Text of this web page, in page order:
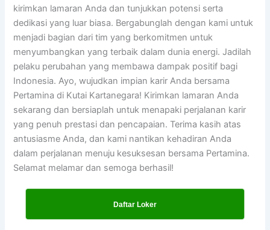
kirimkan lamaran Anda dan tunjukkan potensi serta
dedikasi yang luar biasa. Bergabunglah dengan kami untuk
menjadi bagian dari tim yang berkomitmen untuk
menyumbangkan yang terbaik dalam dunia energi. Jadilah
pelaku perubahan yang membawa dampak positif bagi
Indonesia. Ayo, wujudkan impian karir Anda bersama
Pertamina di Kutai Kartanegara! Kirimkan lamaran Anda
sekarang dan bersiaplah untuk menapaki perjalanan karir
yang penuh prestasi dan pencapaian. Terima kasih atas
antusiasme Anda, dan kami nantikan kehadiran Anda
dalam perjalanan menuju kesuksesan bersama Pertamina.
Selamat melamar dan semoga berhasil!
Daftar Loker